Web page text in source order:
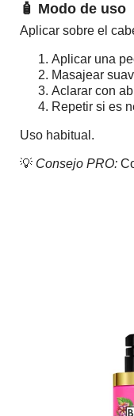
🧴 Modo de uso
Aplicar sobre el
Aplicar una
Masajear
Aclarar con
Repetir si es
Uso habitual.
💡 Consejo PRO: